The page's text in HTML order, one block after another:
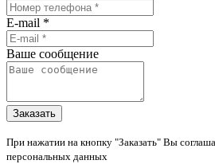
E-mail *
Ваше сообщение
При нажатии на кнопку "Заказать" Вы
персональных данных